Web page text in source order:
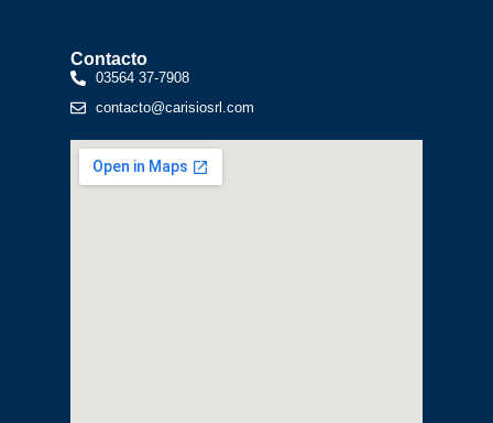
Contacto
03564 37-7908
contacto@carisiosrl.com